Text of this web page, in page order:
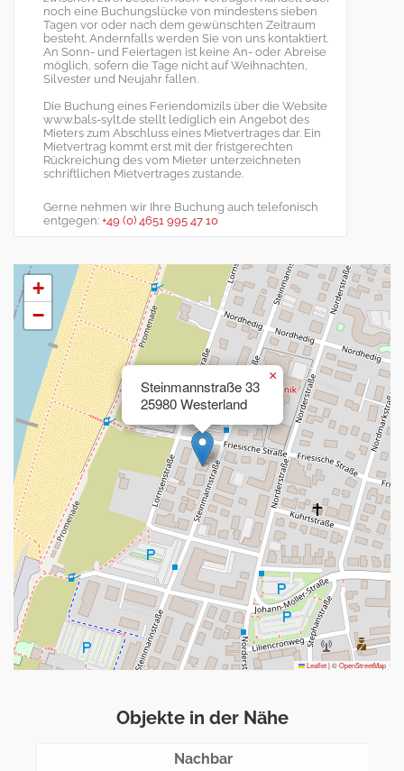
noch eine Buchungslücke von mindestens sieben
Tagen vor oder nach dem gewünschten Zeitraum
besteht. Andernfalls werden Sie von uns kontaktiert.
An Sonn- und Feiertagen ist keine An- oder Abreise
möglich, sofern die Tage nicht auf Weihnachten,
Silvester und Neujahr fallen.
Die Buchung eines Feriendomizils über die Website
www.bals-sylt.de stellt lediglich ein Angebot des
Mieters zum Abschluss eines Mietvertrages dar. Ein
Mietvertrag kommt erst mit der fristgerechten
Rückreichung des vom Mieter unterzeichneten
schriftlichen Mietvertrages zustande.
Gerne nehmen wir Ihre Buchung auch telefonisch
entgegen: +49 (0) 4651 995 47 10
Steinmannstraße 33
25980 Westerland
×
+
−
Leaflet|©OpenStreetMap
Objekte in der Nähe
Nachbar